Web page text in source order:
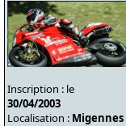
Inscription : le
30/04/2003
Localisation : Migennes